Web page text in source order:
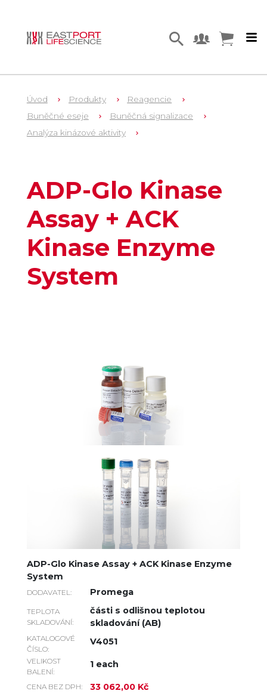
Úvod Produkty
Reagencie
Buněčné eseje
Buněčná signalizace
Analýza kinázové aktivity
ADP-Glo Kinase
Assay + ACK
Kinase Enzyme
System
ADP-Glo Kinase Assay + ACK Kinase Enzyme
System
DODAVATEL: Promega
TEPLOTA
SKLADOVÁNÍ:
části s odlišnou teplotou
skladování (AB)
KATALOGOVÉ
ČÍSLO:
V4051
VELIKOST
BALENÍ:
1 each
CENA BEZ DPH: 33 062,00 Kč